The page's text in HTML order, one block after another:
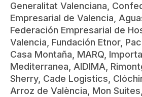
Generalitat Valenciana,
Empresarial de Valencia,
Federación Empresarial de
Valencia, Fundación Etnor,
Casa Montaña, MARQ,
Mediterranea, AIDIMA,
Sherry, Cade Logistics,
Arroz de València, Mon